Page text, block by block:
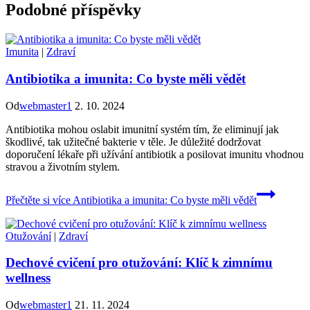
Podobné příspěvky
Imunita | Zdraví
Antibiotika a imunita: Co byste měli vědět
Odwebmaster1 2. 10. 2024
Antibiotika mohou oslabit imunitní systém tím, že eliminují jak
škodlivé, tak užitečné bakterie v těle. Je důležité dodržovat
doporučení lékaře při užívání antibiotik a posilovat imunitu vhodnou
stravou a životním stylem.
Přečtěte si více Antibiotika a imunita: Co byste měli vědět
Otužování| Zdraví
Dechové cvičení pro otužování: Klíč k zimnímu
wellness
Odwebmaster1 21. 11. 2024